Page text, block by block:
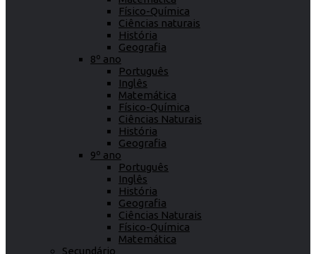
Físico-Química
Ciências naturais
História
Geografia
8º ano
Português
Inglês
Matemática
Físico-Química
Ciências Naturais
História
Geografia
9º ano
Português
Inglês
História
Geografia
Ciências Naturais
Físico-Química
Matemática
Secundário